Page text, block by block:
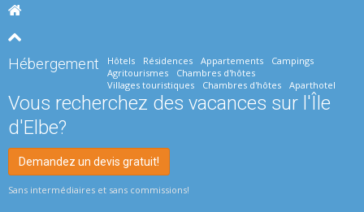
Hébergement Hôtels Résidences Appartements
Campings
Agritourismes
Chambres d'hôtes
Villages touristiques
Chambres d'hôtes Aparthotel
Vous recherchez des vacances sur l'Île
d'Elbe?
Demandez un devis gratuit!
Sans intermédiaires et sans commissions!